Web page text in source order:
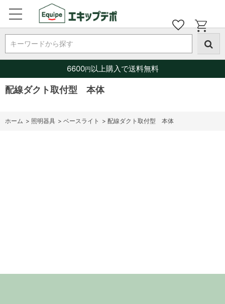
キーワードから探す
6600円以上購入で送料無料
配線ダクト取付型 本体
ホーム > 照明器具 > ベースライト > 配線ダクト取付型 本体